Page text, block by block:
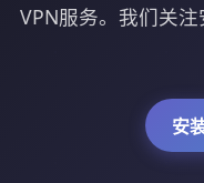
VPN服务。我们关
安